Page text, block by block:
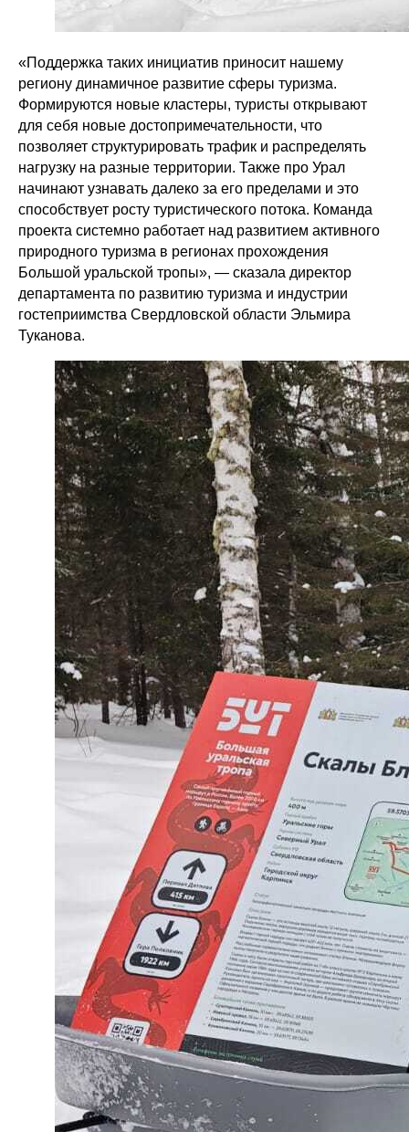
«Поддержка таких инициатив приносит нашему
региону динамичное развитие сферы туризма.
Формируются новые кластеры, туристы открывают
для себя новые достопримечательности, что
позволяет структурировать трафик и распределять
нагрузку на разные территории. Также про Урал
начинают узнавать далеко за его пределами и это
способствует росту туристического потока. Команда
проекта системно работает над развитием активного
природного туризма в регионах прохождения
Большой уральской тропы», — сказала директор
департамента по развитию туризма и индустрии
гостеприимства Свердловской области Эльмира
Туканова.